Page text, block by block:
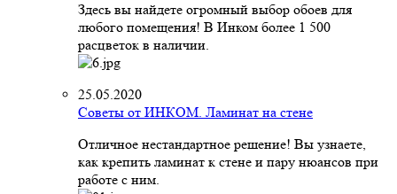
Здесь вы найдете огромный выбор обоев для
любого помещения! В Инком более 1 500
расцветок в наличии.
25.05.2020
Советы от ИНКОМ. Ламинат на стене
Отличное нестандартное решение! Вы узнаете,
как крепить ламинат к стене и пару нюансов при
работе с ним.